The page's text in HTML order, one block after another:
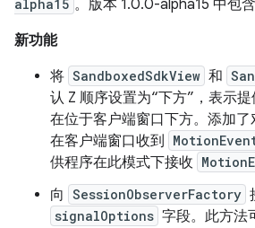
alpha15 。版本 1.0.0-alpha15 中包含
新功能
将 SandboxedSdkView 和
认 Z 顺序设置为“下方”，表示
在位于客户端窗口下方。添加了
在客户端窗口收到
供程序在此模式下接收
向 SessionObserverFactory
signalOptions 字段。此方法